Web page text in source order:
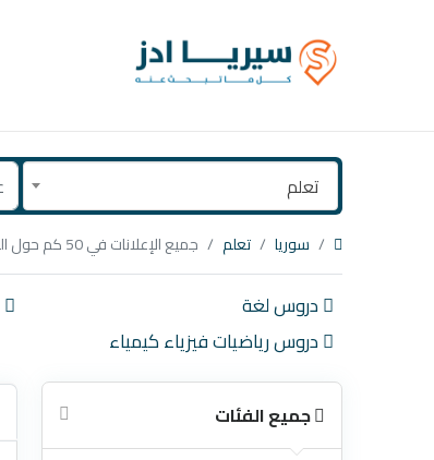
تعلم
سوريا تعلم جميع الإعلانات في 50 كم حول اللاذقية
دروس لغة
دروس رياضيات فيزياء كيمياء
جميع الفئات